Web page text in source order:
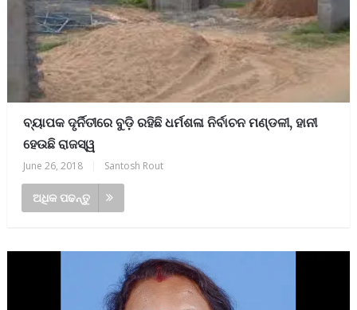
ବ୍ୟାପକ ଦୃର୍ନିତୀରେ ବୁଡ଼ି ରହିଛି ଧର୍ମଶଳା ନିର୍ବାଚନ ମଣ୍ଡଳୀ, ହାନୀ
ହେଉଛି ରାଜସ୍ୱ
June 26, 2018 Santosh Rout
ଅଧିକ ପଢନ୍ତୁ